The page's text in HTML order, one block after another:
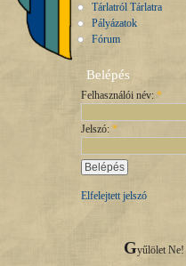
Tárlatról Tárlatra
Pályázatok
Fórum
Belépés
Felhasználói név: *
Jelszó: *
Elfelejtett jelszó
Gyűlölet Ne!